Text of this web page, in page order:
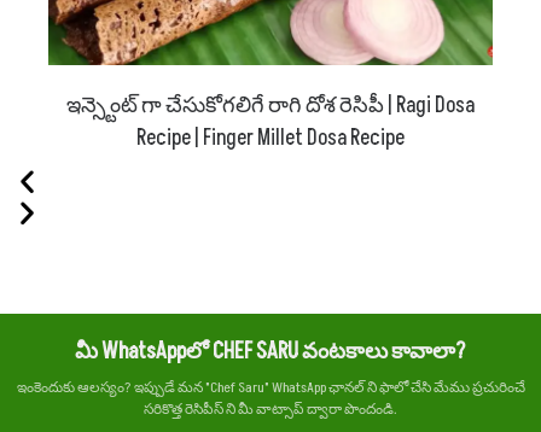
ఇన్స్టెంట్ గా చేసుకోగలిగే రాగి దోశ రెసిపీ | Ragi Dosa
Recipe | Finger Millet Dosa Recipe
మీ WhatsAppలో CHEF SARU వంటకాలు కావాలా?
ఇంకెందుకు ఆలస్యం? ఇప్పుడే మన "Chef Saru" WhatsApp ఛానల్ ని ఫాలో చేసి మేము ప్రచురించే
సరికొత్త రెసిపీస్ ని మీ వాట్సాప్ ద్వారా పొందండి.